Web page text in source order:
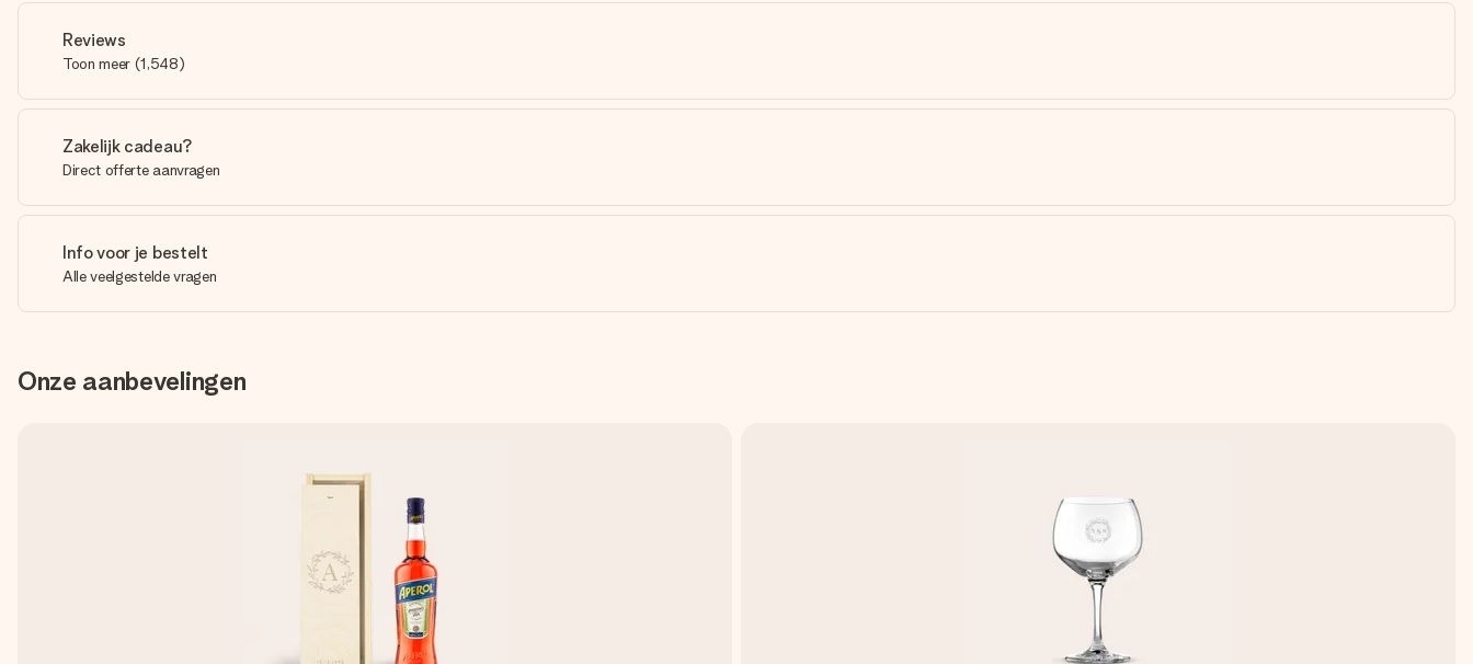
Reviews
Toon meer (1,548)
Zakelijk cadeau?
Direct offerte aanvragen
Info voor je bestelt
Alle veelgestelde vragen
Onze aanbevelingen